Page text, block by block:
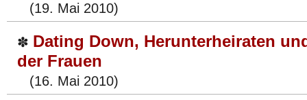
(19. Mai 2010)
✽ Dating Down, Herunterheiraten
der Frauen
(16. Mai 2010)